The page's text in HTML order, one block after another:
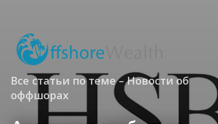
Все статьи по теме – Новости об
оффшорах